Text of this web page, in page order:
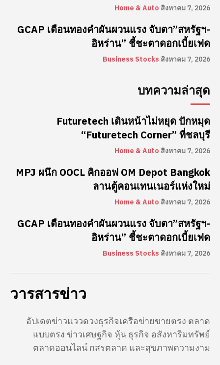
Home & Auto สิงหาคม 7, 2026
GCAP เตือนทองคำผันผวนแรง จับตา”สหรัฐฯ-
อิหร่าน” ชี้ชะตาดอกเบี้ยเฟด
Business Stocks สิงหาคม 7, 2026
บทความล่าสุด
Futuretech เดินหน้าไม่หยุด ปักหมุด
“Futuretech Corner” ที่ชลบุรี
Home & Auto สิงหาคม 7, 2026
MPJ ผนึก OOCL คิกออฟ OM Depot Bangkok
ลานตู้คอนเทนเนอร์แห่งใหม่
Home & Auto สิงหาคม 7, 2026
GCAP เตือนทองคำผันผวนแรง จับตา”สหรัฐฯ-
อิหร่าน” ชี้ชะตาดอกเบี้ยเฟด
Business Stocks สิงหาคม 7, 2026
วารสารข่าว
อัปเดตข่าวแววดวงธุรกิจเครือข่ายขายตรง ตลาด
แบบตรง ข่าวเศษฐกิจ หุ้น ธุรกิจ อสังหาริมทรัพย์
ตลาดออนไลน์ กสรตลาด และสุขภาพความงาม